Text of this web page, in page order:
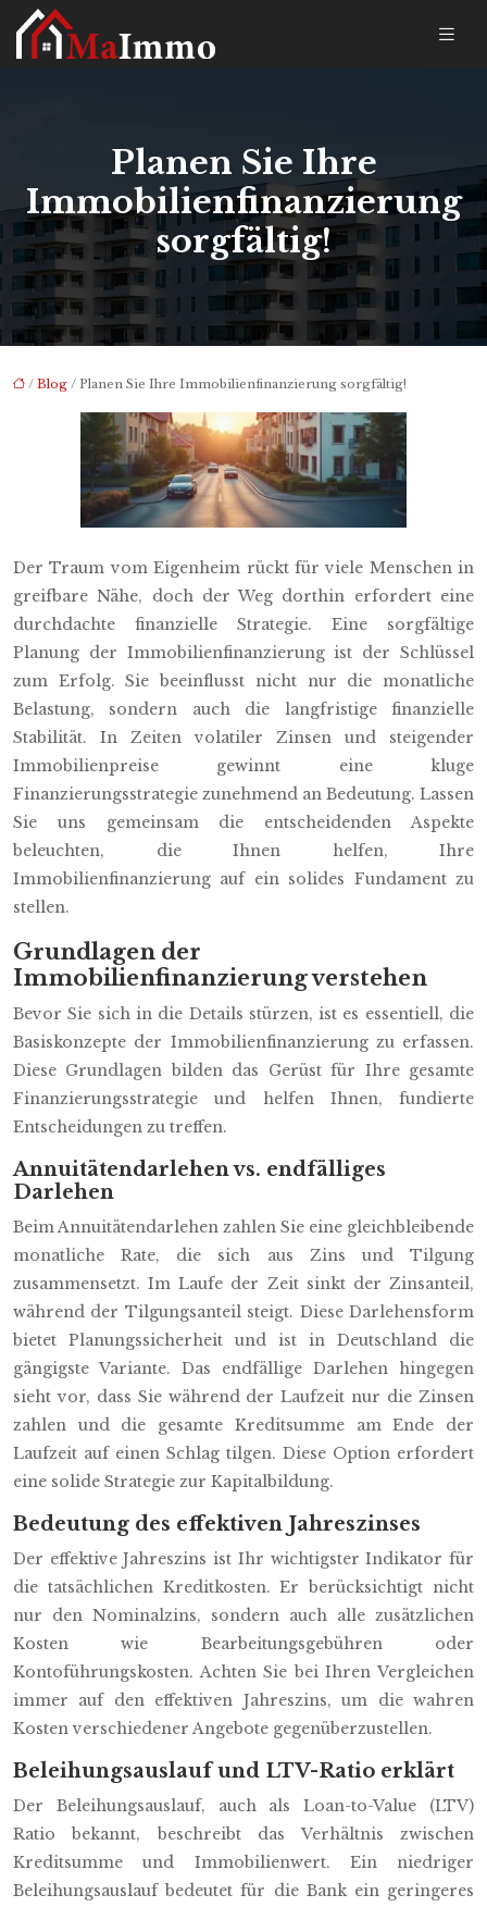
Planen Sie Ihre
Immobilienfinanzierung
sorgfältig!
/ Blog / Planen Sie Ihre Immobilienfinanzierung sorgfältig!
Der Traum vom Eigenheim rückt für viele Menschen in
greifbare Nähe, doch der Weg dorthin erfordert eine
durchdachte finanzielle Strategie. Eine sorgfältige
Planung der Immobilienfinanzierung ist der Schlüssel
zum Erfolg. Sie beeinflusst nicht nur die monatliche
Belastung, sondern auch die langfristige finanzielle
Stabilität. In Zeiten volatiler Zinsen und steigender
Immobilienpreise gewinnt eine kluge
Finanzierungsstrategie zunehmend an Bedeutung. Lassen
Sie uns gemeinsam die entscheidenden Aspekte
beleuchten, die Ihnen helfen, Ihre
Immobilienfinanzierung auf ein solides Fundament zu
stellen.
Grundlagen der
Immobilienfinanzierung verstehen
Bevor Sie sich in die Details stürzen, ist es essentiell, die
Basiskonzepte der Immobilienfinanzierung zu erfassen.
Diese Grundlagen bilden das Gerüst für Ihre gesamte
Finanzierungsstrategie und helfen Ihnen, fundierte
Entscheidungen zu treffen.
Annuitätendarlehen vs. endfälliges
Darlehen
Beim Annuitätendarlehen zahlen Sie eine gleichbleibende
monatliche Rate, die sich aus Zins und Tilgung
zusammensetzt. Im Laufe der Zeit sinkt der Zinsanteil,
während der Tilgungsanteil steigt. Diese Darlehensform
bietet Planungssicherheit und ist in Deutschland die
gängigste Variante. Das endfällige Darlehen hingegen
sieht vor, dass Sie während der Laufzeit nur die Zinsen
zahlen und die gesamte Kreditsumme am Ende der
Laufzeit auf einen Schlag tilgen. Diese Option erfordert
eine solide Strategie zur Kapitalbildung.
Bedeutung des effektiven Jahreszinses
Der effektive Jahreszins ist Ihr wichtigster Indikator für
die tatsächlichen Kreditkosten. Er berücksichtigt nicht
nur den Nominalzins, sondern auch alle zusätzlichen
Kosten wie Bearbeitungsgebühren oder
Kontoführungskosten. Achten Sie bei Ihren Vergleichen
immer auf den effektiven Jahreszins, um die wahren
Kosten verschiedener Angebote gegenüberzustellen.
Beleihungsauslauf und LTV-Ratio erklärt
Der Beleihungsauslauf, auch als Loan-to-Value (LTV)
Ratio bekannt, beschreibt das Verhältnis zwischen
Kreditsumme und Immobilienwert. Ein niedriger
Beleihungsauslauf bedeutet für die Bank ein geringeres